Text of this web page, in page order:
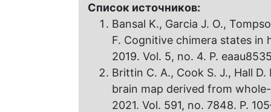
Список источников:
Bansal K., Garcia J. O.,
F. Cognitive chimera states in
2019. Vol. 5, no. 4. P.
Brittin C. A., Cook S. J., Hall
brain map derived from
2021. Vol. 591, no. 7848. P.